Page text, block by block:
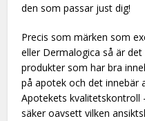
den som passar just dig!
Precis som märken som
eller Dermalogica så är
produkter som har bra
på apotek och det innebär
Apotekets kvalitetskontroll
säker oavsett vilken